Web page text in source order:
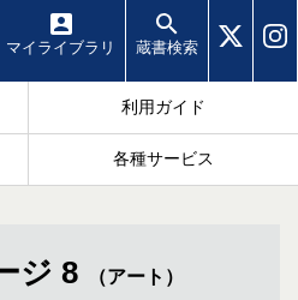
マイ ライブラリ 蔵書検索
利用ガイド
各種サービス
ジ 8 （アート）